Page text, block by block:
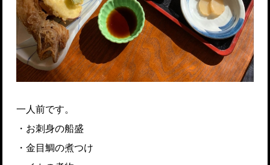
一人前です。
・お刺身の船盛
・金目鯛の煮つけ